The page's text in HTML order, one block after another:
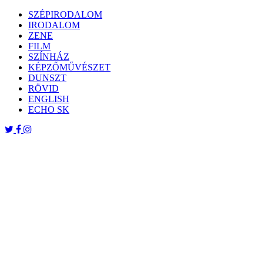
Skip
content
SZÉPIRODALOM
IRODALOM
ZENE
FILM
SZÍNHÁZ
KÉPZŐMŰVÉSZET
DUNSZT
RÖVID
ENGLISH
ECHO SK